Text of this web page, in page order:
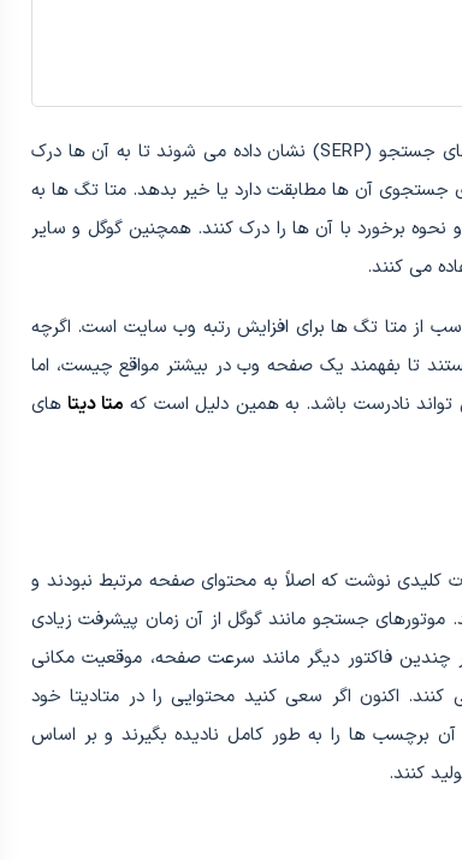
این عناصر یا برچسب ها سپس به کاربران در صفحات نتایج موتورهای جستجو (SERP) نشان داده می شوند تا به آن ها درک
جستجوی آن ها مطابقت دارد یا خیر بدهد. متا تگ ها به
برخورد با آن ها را درک کنند. همچنین گوگل و سایر
می کنند.
از متا تگ ها برای افزایش رتبه وب سایت است. اگرچه
تا بفهمند یک صفحه وب در بیشتر مواقع چیست، اما
نادرست باشد. به همین دلیل است که متا دیتاهای
کلیدی نوشت که اصلاً به محتوای صفحه مرتبط نبودند و
موتورهای جستجو مانند گوگل از آن زمان پیشرفت زیادی
چندین فاکتور دیگر مانند سرعت صفحه، موقعیت مکانی
کنند. اکنون اگر سعی کنید محتوایی را در متادیتا خود
برچسب ها را به طور کامل نادیده بگیرند و بر اساس
کنند.